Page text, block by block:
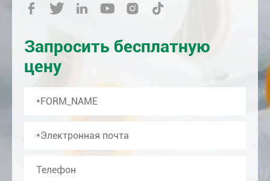
     
Запросить бесплатную
цену